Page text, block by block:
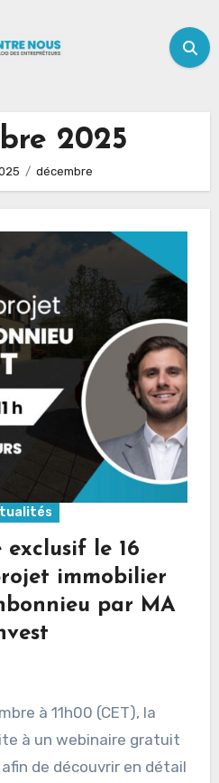
2025
décembre
exclusif le 16
immobilier
par MA
à 11h00 (CET), la
à un webinaire gratuit
de découvrir en détail